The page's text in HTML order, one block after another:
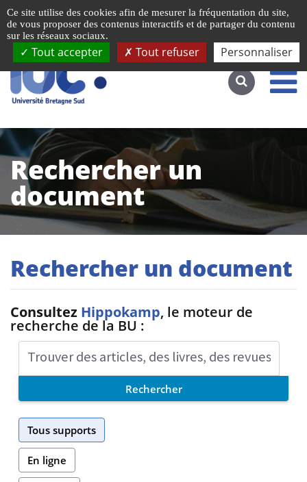
Accéder au site complet
Rechercher un
document
Rechercher un document
Consultez Hippokamp, le moteur de
recherche de la BU :
Rechercher
Tous supports
En ligne
Ce site utilise des cookies afin de mesurer la fréquentation du site,
de vous proposer des contenus interactifs et de partager du contenu
sur les réseaux sociaux.
Tout accepter Tout refuser Personnaliser